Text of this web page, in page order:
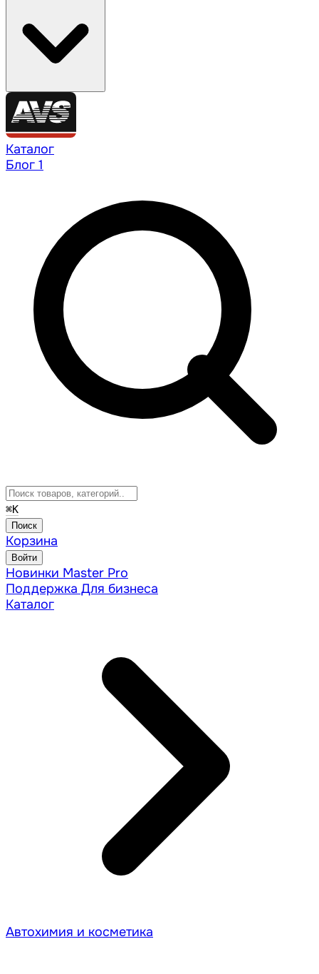
Каталог
Блог 1
⌘K
Поиск
Корзина
Войти
Новинки Master Pro
Поддержка Для бизнеса
Каталог
Автохимия и косметика